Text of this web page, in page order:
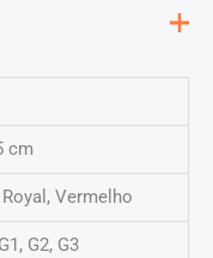
cm
Vermelho
G2, G3